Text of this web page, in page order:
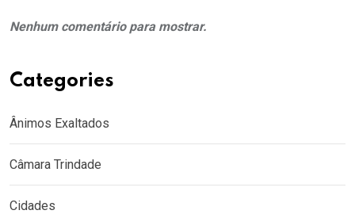
Nenhum comentário para mostrar.
Categories
Ânimos Exaltados
Câmara Trindade
Cidades